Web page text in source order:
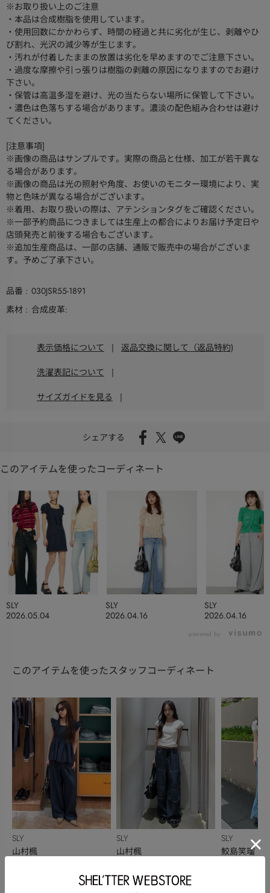
※お取り扱い上のご注意
・本品は合成樹脂を使用しています。
・使用回数にかかわらず、時間の経過と共に劣化が生じ、剥離やひ
び割れ、光沢の減少等が生じます。
・汚れが付着したままの放置は劣化を早めますのでご注意下さい。
・過度な摩擦や引っ張りは樹脂の剥離の原因になりますのでお避け
下さい。
・保管は高温多湿を避け、光の当たらない場所に保管して下さい。
・濃色は色落ちする場合があります。濃淡の配色組み合わせは避け
てください。
[注意事項]
※画像の商品はサンプルです。実際の商品と仕様、加工が若干異な
る場合があります。
※画像の商品は光の照射や角度、お使いのモニター環境により、実
物と色味が異なる場合がございます。
※着用、お取り扱いの際は、アテンションタグをご確認ください。
※一部予約商品につきましては生産上の都合によりお届け予定日や
店頭発売と前後する場合もございます。
※追加生産商品は、一部の店舗、通販で販売中の場合がございま
す。予めご了承下さい。
品番
030JSR55-1891
素材
合成皮革:
表示価格について | 返品交換に関して（返品特約)
洗濯表記について |
サイズガイドを見る |
シェアする
このアイテムを使ったコーディネート
2026.05.04
SLY
2026.04.16
SLY
2026.04.16
SLY
powered by
このアイテムを使ったスタッフコーディネート
SLY
山村楓
SLY
山村楓
SLY
鮫島笑瑠